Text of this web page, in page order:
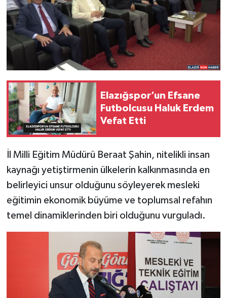
Elazığspor’un Efsane
Futbolcusu Haluk Erdem
Vefat Etti
İl Milli Eğitim Müdürü Beraat Şahin, nitelikli insan
kaynağı yetiştirmenin ülkelerin kalkınmasında en
belirleyici unsur olduğunu söyleyerek mesleki
eğitimin ekonomik büyüme ve toplumsal refahın
temel dinamiklerinden biri olduğunu vurguladı.